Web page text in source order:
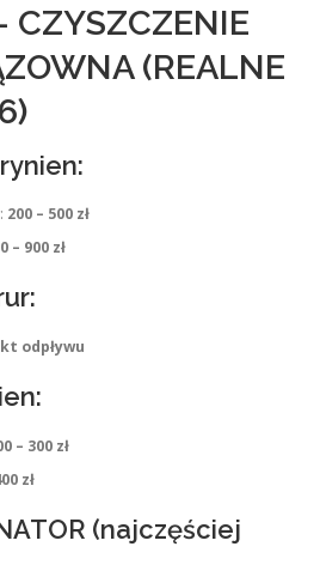
CZYSZCZENIE
(REALNE
200 – 500 zł
– 900 zł
odpływu
– 300 zł
zł
(najczęściej